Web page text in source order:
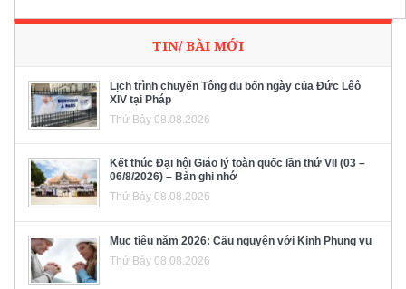
TIN/ BÀI MỚI
Lịch trình chuyến Tông du bốn ngày của Đức Lêô
XIV tại Pháp
Thứ Bảy 08.08.2026
Kết thúc Đại hội Giáo lý toàn quốc lần thứ VII (03 –
06/8/2026) – Bản ghi nhớ
Thứ Bảy 08.08.2026
Mục tiêu năm 2026: Cầu nguyện với Kinh Phụng vụ
Thứ Bảy 08.08.2026